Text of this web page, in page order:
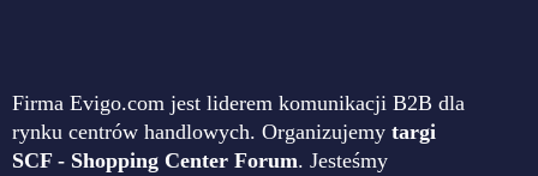
Firma Evigo.com jest liderem komunikacji B2B dla
rynku centrów handlowych. Organizujemy targi
SCF - Shopping Center Forum. Jesteśmy